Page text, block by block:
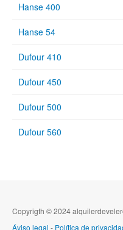
Hanse 400
Hanse 54
Dufour 410
Dufour 450
Dufour 500
Dufour 560
Copyrigth © 2024
Áviso legal - Política de